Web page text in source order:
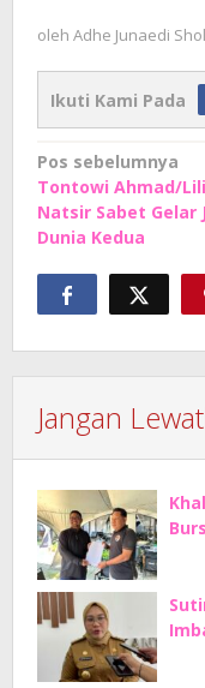
oleh Adhe Junaedi
Ikuti Kami Pada
Navigasi
pos
Pos sebelumnya
Tontowi Ahmad/
Natsir Sabet Gelar
Dunia Kedua
Jangan